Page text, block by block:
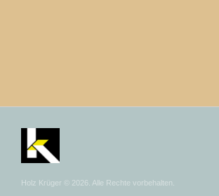
Holz Krüger © 2026. Alle Rechte vorbehalten.